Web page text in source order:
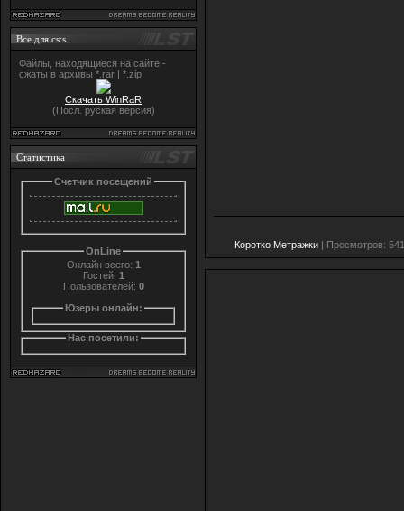
Все для cs:s
Файлы, находящиеся на сайте -
сжаты в архивы *.rar | *.zip
Скачать WinRaR
(Посл. руская версия)
Статистика
Счетчик посещений
OnLine
Онлайн всего: 1
Гостей: 1
Пользователей: 0
Юзеры онлайн:
Нас посетили:
Коротко Метражки| Просмотров: